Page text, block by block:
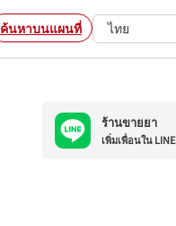
ค้นหาบนแผนที่ ไทย
ร้านขายยา
เพิ่มเพื่อนใน LINE